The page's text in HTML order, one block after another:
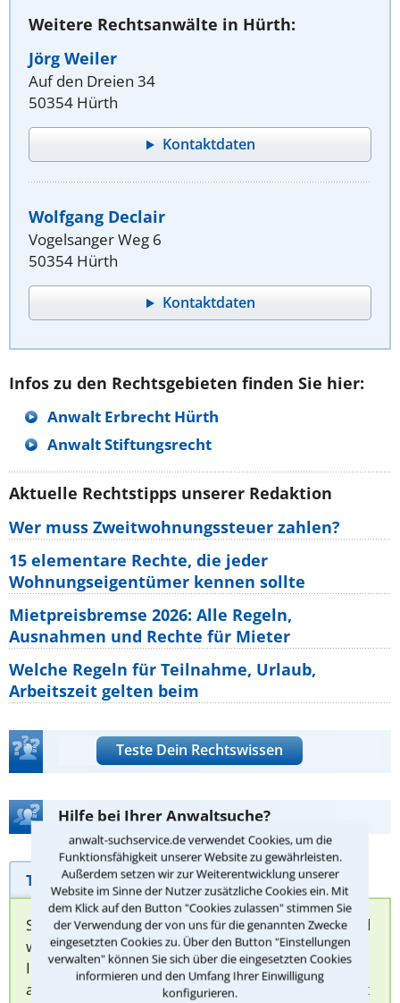
anwalt-suchservice.de verwendet Cookies, um die
Funktionsfähigkeit unserer Website zu gewährleisten.
Außerdem setzen wir zur Weiterentwicklung unserer
Website im Sinne der Nutzer zusätzliche Cookies ein. Mit
dem Klick auf den Button "Cookies zulassen" stimmen Sie
der Verwendung der von uns für die genannten Zwecke
eingesetzten Cookies zu. Über den Button "Einstellungen
verwalten" können Sie sich über die eingesetzten Cookies
informieren und den Umfang Ihrer Einwilligung
konfigurieren.
Weitere Rechtsanwälte in Hürth:
Jörg Weiler
Auf den Dreien 34
50354 Hürth
Kontaktdaten
Wolfgang Declair
Vogelsanger Weg 6
50354 Hürth
Kontaktdaten
Infos zu den Rechtsgebieten finden Sie hier:
Anwalt Erbrecht Hürth
Anwalt Stiftungsrecht
Aktuelle Rechtstipps unserer Redaktion
Wer muss Zweitwohnungssteuer zahlen?
15 elementare Rechte, die jeder
Wohnungseigentümer kennen sollte
Mietpreisbremse 2026: Alle Regeln,
Ausnahmen und Rechte für Mieter
Welche Regeln für Teilnahme, Urlaub,
Arbeitszeit gelten beim
Teste Dein Rechtswissen
Hilfe bei Ihrer Anwaltsuche?
Telefonhilfe Beratungsanfrage
Sie können hier Ihren Fall schildern. Anschließend
werden sich spezialisierte Rechtsanwälte bei
Ihnen melden, um das weitere Vorgehen
abzuklären. Die Rückmeldung durch einen Anwalt